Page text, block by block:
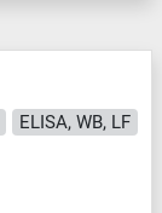
ELISA, WB, LF